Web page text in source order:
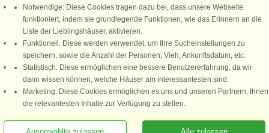
Newsletter abonnieren
Folgen Sie uns:
DanCenter Kundenbewertung
basierend auf mehr 135.870 Kundenbewertungen
Notwendige: Diese Cookies tragen dazu bei, dass unsere Webseite
funktioniert, indem sie grundlegende Funktionen, wie das Erinnern an die
Liste der Lieblingshäuser, aktivieren.
Funktionell: Diese werden verwendet, um Ihre Sucheinstellungen zu
speichern, sowie die Anzahl der Personen, Vieh, Ankunftsdatum, etc.
Statistisch: Diese ermöglichen eine bessere Benutzererfahrung, da wir
dann wissen können, welche Häuser am interessantesten sind.
Marketing: Diese Cookies ermöglichen es uns und unseren Partnern, Ihnen
die relevantesten Inhalte zur Verfügung zu stellen.